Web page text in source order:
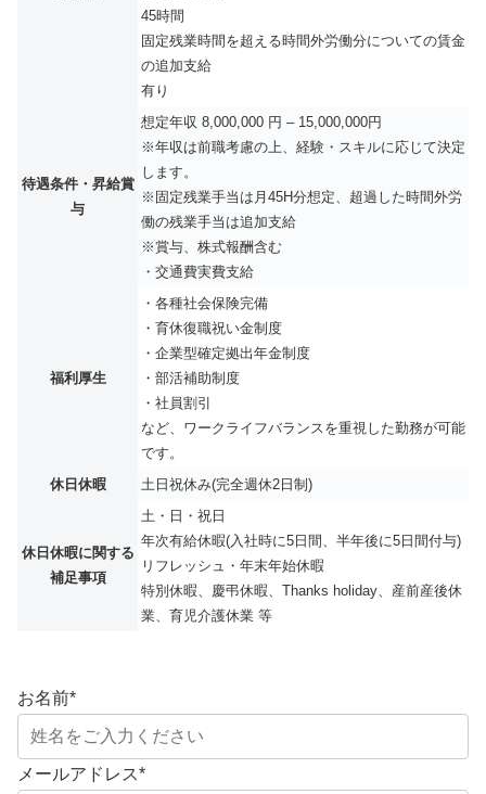
45時間
固定残業時間を超える時間外労働分についての賃金
の追加支給
有り
待遇条件・昇給賞
与
想定年収 8,000,000 円 – 15,000,000円
※年収は前職考慮の上、経験・スキルに応じて決定
します。
※固定残業手当は月45H分想定、超過した時間外労
働の残業手当は追加支給
※賞与、株式報酬含む
・交通費実費支給
福利厚生
・各種社会保険完備
・育休復職祝い金制度
・企業型確定拠出年金制度
・部活補助制度
・社員割引
など、ワークライフバランスを重視した勤務が可能
です。
休日休暇
土日祝休み(完全週休2日制)
休日休暇に関する
補足事項
土・日・祝日
年次有給休暇(入社時に5日間、半年後に5日間付与)
リフレッシュ・年末年始休暇
特別休暇、慶弔休暇、Thanks holiday、産前産後休
業、育児介護休業 等
お名前*
メールアドレス*